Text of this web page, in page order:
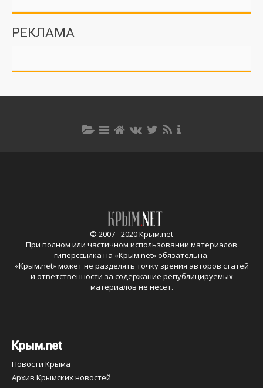
РЕКЛАМА
© 2007 - 2020 Крым.net
При полном или частичном использовании материалов
гиперссылка на «Крым.net» обязательна.
«Крым.net» может не разделять точку зрения авторов статей
и ответственности за содержание републицируемых
материалов не несет.
Крым.net
Новости Крыма
Архив Крымских новостей